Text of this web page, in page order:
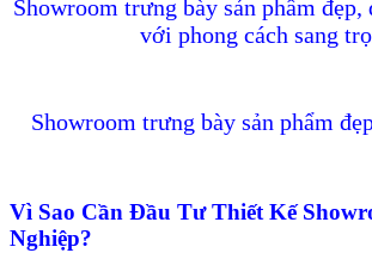
Showroom trưng bày sản phẩm đẹp,
với phong cách sang
Showroom trưng bày sản phẩm
Vì Sao Cần Đầu Tư Thiết Kế
Nghiệp?